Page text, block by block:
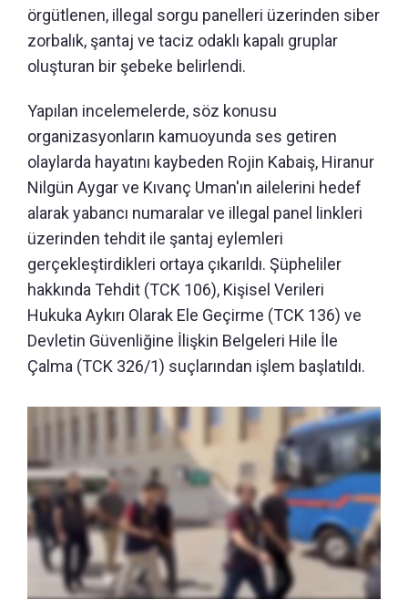
örgütlenen, illegal sorgu panelleri üzerinden siber
zorbalık, şantaj ve taciz odaklı kapalı gruplar
oluşturan bir şebeke belirlendi.
Yapılan incelemelerde, söz konusu
organizasyonların kamuoyunda ses getiren
olaylarda hayatını kaybeden Rojin Kabaiş, Hiranur
Nilgün Aygar ve Kıvanç Uman'ın ailelerini hedef
alarak yabancı numaralar ve illegal panel linkleri
üzerinden tehdit ile şantaj eylemleri
gerçekleştirdikleri ortaya çıkarıldı. Şüpheliler
hakkında Tehdit (TCK 106), Kişisel Verileri
Hukuka Aykırı Olarak Ele Geçirme (TCK 136) ve
Devletin Güvenliğine İlişkin Belgeleri Hile İle
Çalma (TCK 326/1) suçlarından işlem başlatıldı.